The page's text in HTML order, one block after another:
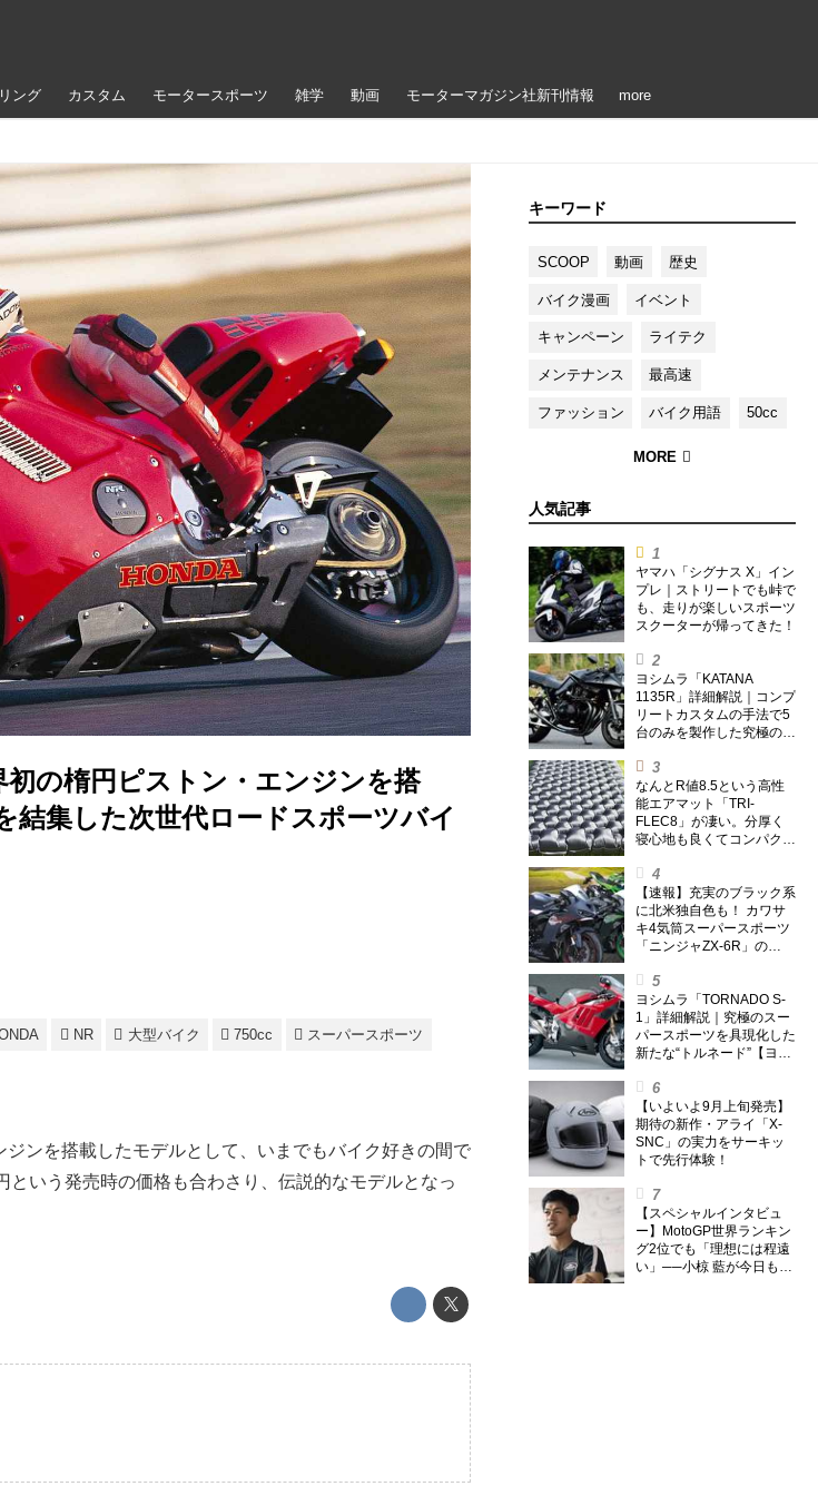
ング カスタム モータースポーツ 雑学 動画 モーターマガジン社新刊情報 more
の楕円ピストン・エンジンを搭
結集した次世代ロードスポーツバイ
キーワード
SCOOP 動画 歴史
バイク漫画 イベント
キャンペーン ライテク
メンテナンス 最高速
ファッション バイク用語 50cc
人気記事
ヤマハ「シグナス X」イン
プレ｜ストリートでも峠で
も、走りが楽しいスポーツ
スクーターが帰ってきた！
ヨシムラ「KATANA
1135R」詳細解説｜コンプ
リートカスタムの手法で5
台のみを製作した究極の銘
なんとR値8.5という高性
能エアマット「TRI-
FLEC8」が凄い。分厚く
寝心地も良くてコンパクト
トを試してみた〈若林浩志
のスーパー・カブカブ・ダ
イアリーズ Vol.385〉
【速報】充実のブラック系
に北米独自色も！ カワサ
キ4気筒スーパースポーツ
「ニンジャZX-6R」の
筒ニンジャも出たよ【海
外】
ヨシムラ「TORNADO S-
1」詳細解説｜究極のスー
パースポーツを具現化した
新たな“トルネード”【ヨシ
【いよいよ9月上旬発売】
期待の新作・アライ「X-
SNC」の実力をサーキッ
トで先行体験！
【スペシャルインタビュ
ー】MotoGP世界ランキン
グ2位でも「理想には程遠
い」──小椋 藍が今日も走
NR 大型バイク 750cc スーパースポーツ
ンを搭載したモデルとして、いまでもバイク好きの間で
いう発売時の価格も合わさり、伝説的なモデルとなっ